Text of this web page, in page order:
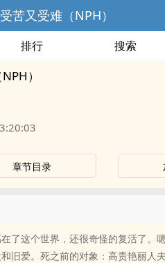
苦又受难（NPH）
排行 搜索
）
章节目录
了这个世界，还很奇怪的复活了。
旧爱。死之前的对象：高贵艳丽人